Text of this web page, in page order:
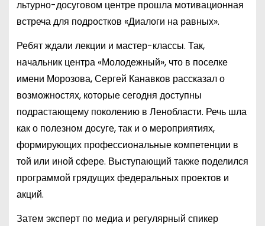
льтурно-досуговом центре прошла мотивационная
встреча для подростков «Диалоги на равных».
Ребят ждали лекции и мастер-классы. Так,
начальник центра «Молодежный», что в поселке
имени Морозова, Сергей Канавков рассказал о
возможностях, которые сегодня доступны
подрастающему поколению в Ленобласти. Речь шла
как о полезном досуге, так и о мероприятиях,
формирующих профессиональные компетенции в
той или иной сфере. Выступающий также поделился
программой грядущих федеральных проектов и
акций.
Затем эксперт по медиа и регулярный спикер